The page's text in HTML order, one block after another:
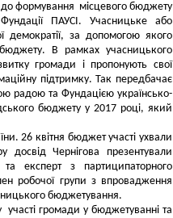
до формування місцевого бюджету
ПАУСІ. Учасницьке або
демократії, за допомогою якого
В рамках учасницького
громади і пропонують свої
підтримку. Так передбачає
радою та Фундацією українсько-
бюджету у 2017 році, який
26 квітня бюджет участі ухвали
досвід Чернігова презентували
експерт з партиципаторного
робочої групи з впровадження
бюджетування.
громади у бюджетуванні та